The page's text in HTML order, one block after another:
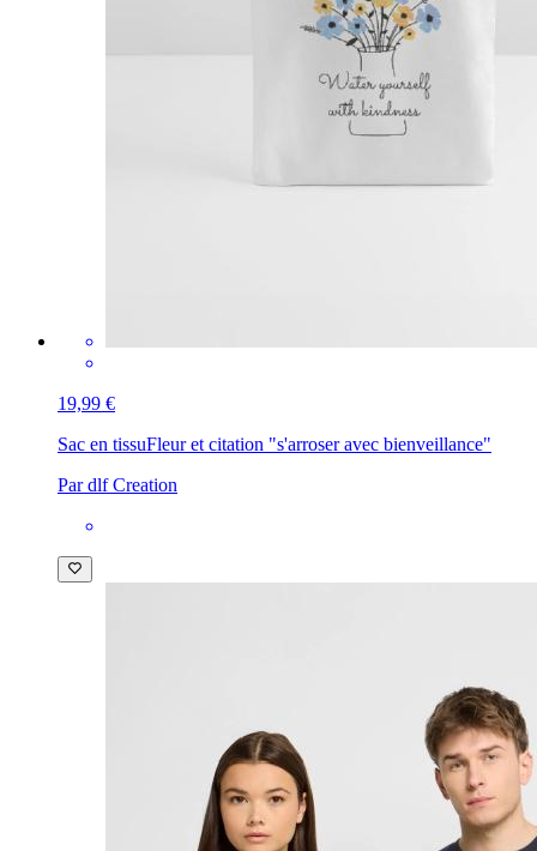
19,99 €
Sac en tissuFleur et citation "s'arroser avec bienveillance"
Par dlf Creation